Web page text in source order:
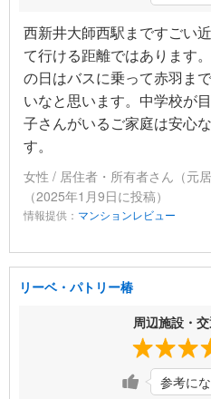
西新井大師西駅まですごい
て行ける距離ではあります
の日はバスに乗って赤羽ま
いなと思います。中学校が
子さんがいるご家庭は安心
す。
女性 / 居住者・所有者さん（元
（2025年1月9日に投稿）
情報提供： マンションレビュー
リーベ・パトリー椿
周辺施設・
参考に